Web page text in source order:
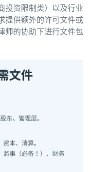
投资限制类）以及行业
提供额外的许可文件或
师的协助下进行文件包